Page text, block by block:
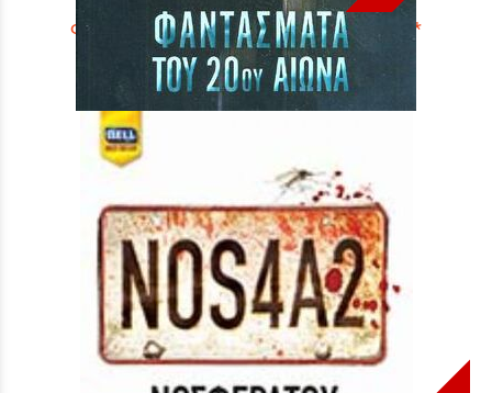
Φαντάσματα του 20ου Αιώνα ΝΟ 973***
Τιμή: 9,90 €